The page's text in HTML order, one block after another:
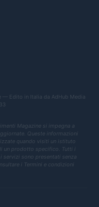
— Edito in Italia da AdHub Media
Magazine si impegna a
Queste informazioni
quando visiti un istituto
un prodotto specifico. Tutti i
sono presentati senza
i Termini e condizioni